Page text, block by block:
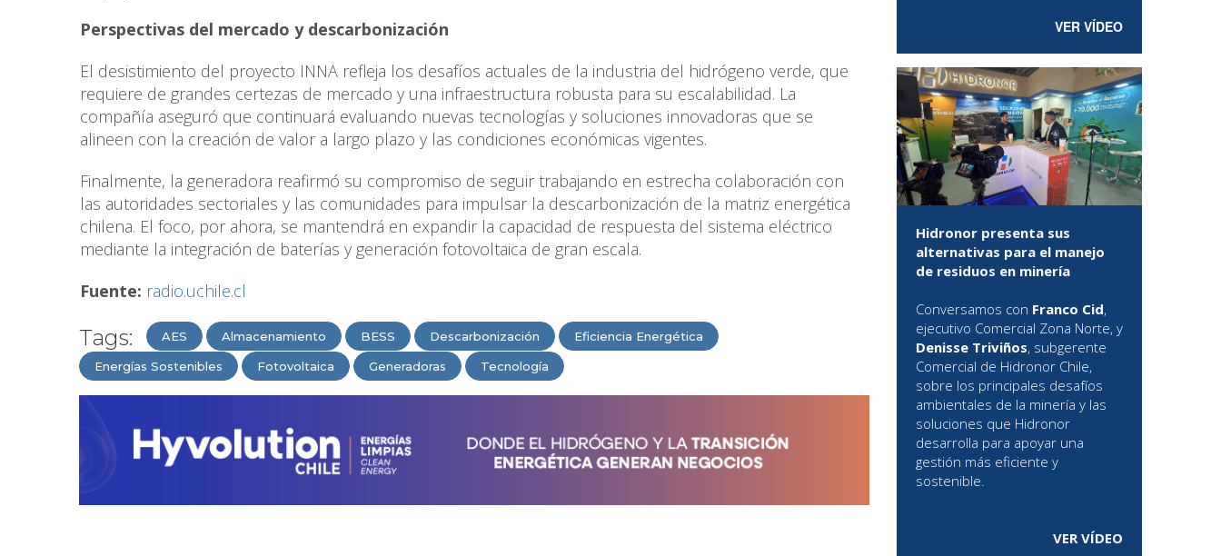
Perspectivas del mercado y descarbonización
El desistimiento del proyecto INNA refleja los desafíos actuales de la industria del hidrógeno verde, que
requiere de grandes certezas de mercado y una infraestructura robusta para su escalabilidad. La
compañía aseguró que continuará evaluando nuevas tecnologías y soluciones innovadoras que se
alineen con la creación de valor a largo plazo y las condiciones económicas vigentes.
Finalmente, la generadora reafirmó su compromiso de seguir trabajando en estrecha colaboración con
las autoridades sectoriales y las comunidades para impulsar la descarbonización de la matriz energética
chilena. El foco, por ahora, se mantendrá en expandir la capacidad de respuesta del sistema eléctrico
mediante la integración de baterías y generación fotovoltaica de gran escala.
Fuente: radio.uchile.cl
Tags: AES Almacenamiento BESS Descarbonización Eficiencia Energética
Energías Sostenibles Fotovoltaica Generadoras Tecnología
VER VÍDEO
Hidronor presenta sus
alternativas para el manejo
de residuos en minería
Conversamos con Franco Cid,
ejecutivo Comercial Zona Norte, y
Denisse Triviños, subgerente
Comercial de Hidronor Chile,
sobre los principales desafíos
ambientales de la minería y las
soluciones que Hidronor
desarrolla para apoyar una
gestión más eficiente y
sostenible.
VER VÍDEO